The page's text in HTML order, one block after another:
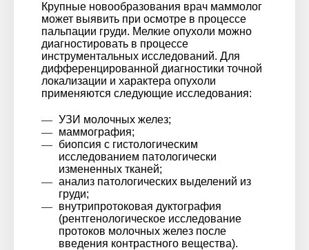
Крупные новообразования врач маммолог
может выявить при осмотре в процессе
пальпации груди. Мелкие опухоли можно
диагностировать в процессе
инструментальных исследований. Для
дифференцированной диагностики точной
локализации и характера опухоли
применяются следующие исследования:
УЗИ молочных желез;
маммография;
биопсия с гистологическим
исследованием патологически
измененных тканей;
анализ патологических выделений из
груди;
внутрипротоковая дуктография
(рентгенологическое исследование
протоков молочных желез после
введения контрастного вещества).